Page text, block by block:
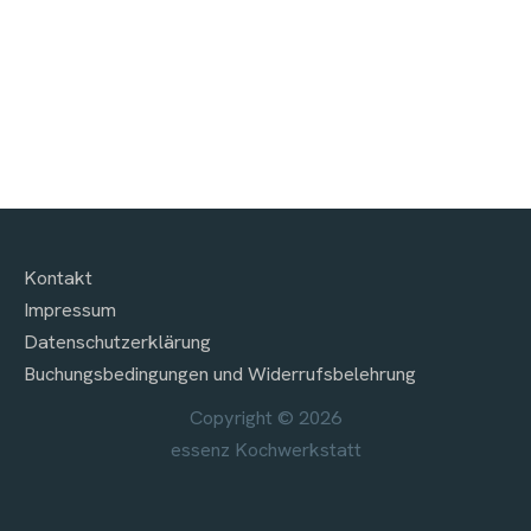
Kontakt
Impressum
Datenschutzerklärung
Buchungsbedingungen und Widerrufsbelehrung
Copyright © 2026
essenz Kochwerkstatt